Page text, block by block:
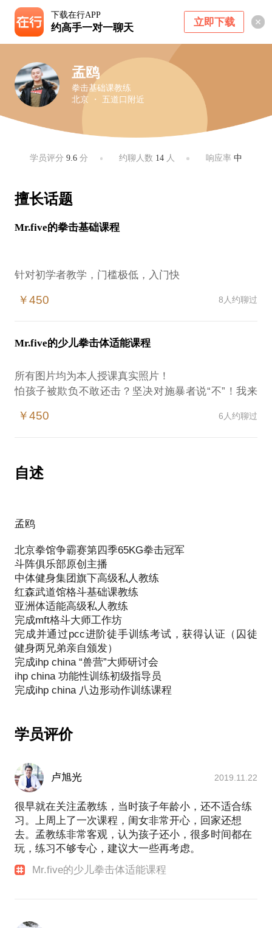
下载在行APP
约高手一对一聊天 立即下载
孟鸥
拳击基础课教练
北京 ・ 五道口附近
学员评分9.6 分 约聊人数 14人 响应率 中
擅长话题
Mr.five的拳击基础课程
针对初学者教学，门槛极低，入门快
燃脂塑性，多久没动了？动起来吧朋友！
我拥有多年针对性授课经验，自成体系，广受好评，
欢迎约见！
￥450 8人约聊过
Mr.five的少儿拳击体适能课程
所有图片均为本人授课真实照片！
怕孩子被欺负不敢还击？坚决对施暴者说“不”！我来
缓解疲劳，孩子课外学习压力大，释放缓解压力！把
年，证书一沓子，多种体系认证，绝不盲目教学！
精确定位，培养兴趣
适合年龄4-12岁
还在等什么？约吧！
关于少儿训练的一些个人原创！个人原创！个人原
创！见解，及答疑。
老说体能训练，体适能到底是什么？
体适能分为：健康体适能和技能体适能。
健康体适能：与健康有密切关系的体适能，是指心血
管、肺和肌肉发挥最理想效率的能力。
技能体适能：灵敏、平衡、协调、速度、爆发力和反
为什么要练体能训练？不就是跑跑跳跳哄孩子么？
首先，一节完整的训练课包括练前热身加拉伸，循循
渐进的加强运动强度。从而达到训练效果最大化。请
问现在有几个家长能指导孩子做正确的动作？例如，
如何做一个俯卧撑。要求和标准到底是什么？我为什
么要做俯卧撑？一次要做几个？我要做几组？那我应
该休息间隔多久？这些都是专业化的问题，我们来解
决。如果动作拿不准，一定不要乱做，免得孩子从小
时候就有一些伤病隐患！
￥450 6人约聊过
自述
孟鸥
北京拳馆争霸赛第四季65KG拳击冠军
斗阵俱乐部原创主播
中体健身集团旗下高级私人教练
红森武道馆格斗基础课教练
亚洲体适能高级私人教练
完成mft格斗大师工作坊
完成并通过pcc进阶徒手训练考试，获得认证（囚徒
健身两兄弟亲自颁发）
完成ihp china “兽营”大师研讨会
ihp china 功能性训练初级指导员
完成ihp china 八边形动作训练课程
“关爱民警，科学训练研讨会”组织者及培训师
红森综合武道馆格斗基础课教练
擅长初学者教学，错误动作矫正，教学方式风趣幽
默，广受好评。
于2016.1月～2月在team quest综合格斗馆学习泰拳、
综合格斗
北京拳馆争霸赛第四季 五战全胜 赢得65KG拳击冠军
学员评价
卢旭光 2019.11.22
很早就在关注孟教练，当时孩子年龄小，还不适合练
习。上周上了一次课程，闺女非常开心，回家还想
去。孟教练非常客观，认为孩子还小，很多时间都在
玩，练习不够专心，建议大一些再考虑。
Mr.five的少儿拳击体适能课程